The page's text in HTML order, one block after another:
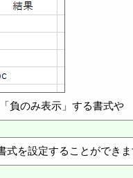
負のみ表示」する書式や
式を設定することができ